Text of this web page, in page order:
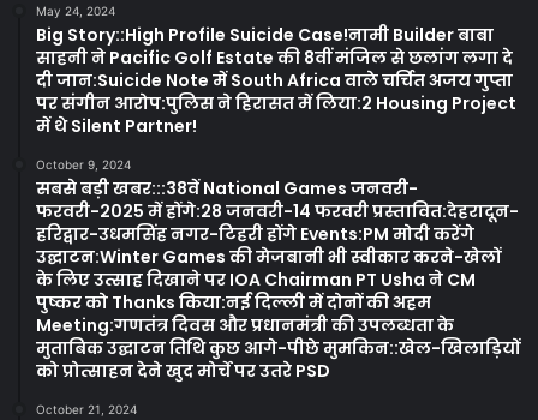
May 24, 2024
Big Story::High Profile Suicide Case!नामी Builder बाबा
साहनी ने Pacific Golf Estate की 8वीं मंजिल से छलांग लगा दे
दी जान:Suicide Note में South Africa वाले चर्चित अजय गुप्ता
पर संगीन आरोप:पुलिस ने हिरासत में लिया:2 Housing Project
में थे Silent Partner!
October 9, 2024
सबसे बड़ी खबर:::38वें National Games जनवरी-
फरवरी-2025 में होंगे:28 जनवरी-14 फरवरी प्रस्तावित:देहरादून-
हरिद्वार-उधमसिंह नगर-टिहरी होंगे Events:PM मोदी करेंगे
उद्घाटन:Winter Games की मेजबानी भी स्वीकार करने-खेलों
के लिए उत्साह दिखाने पर IOA Chairman PT Usha ने CM
पुष्कर को Thanks किया:नई दिल्ली में दोनों की अहम
Meeting:गणतंत्र दिवस और प्रधानमंत्री की उपलब्धता के
मुताबिक उद्घाटन तिथि कुछ आगे-पीछे मुमकिन::खेल-खिलाड़ियों
को प्रोत्साहन देने खुद मोर्चे पर उतरे PSD
October 21, 2024